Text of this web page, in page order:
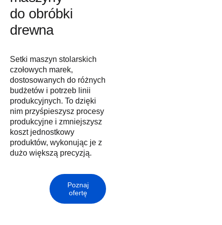
do obróbki
drewna
Setki maszyn stolarskich
czołowych marek,
dostosowanych do różnych
budżetów i potrzeb linii
produkcyjnych. To dzięki
nim przyśpieszysz procesy
produkcyjne i zmniejszysz
koszt jednostkowy
produktów, wykonując je z
dużo większą precyzją.
Poznaj
ofertę